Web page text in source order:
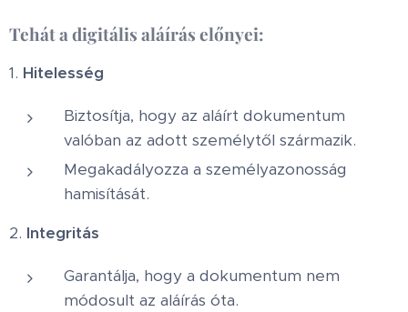
Tehát a digitális aláírás előnyei:
1. Hitelesség
Biztosítja, hogy az aláírt dokumentum
valóban az adott személytől származik.
Megakadályozza a személyazonosság
hamisítását.
2. Integritás
Garantálja, hogy a dokumentum nem
módosult az aláírás óta.